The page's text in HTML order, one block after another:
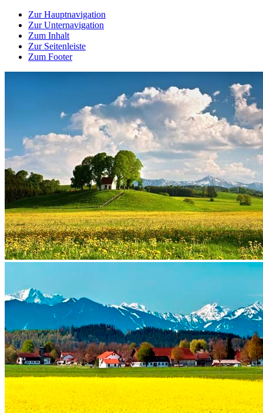
Zur Hauptnavigation
Zur Unternavigation
Zum Inhalt
Zur Seitenleiste
Zum Footer